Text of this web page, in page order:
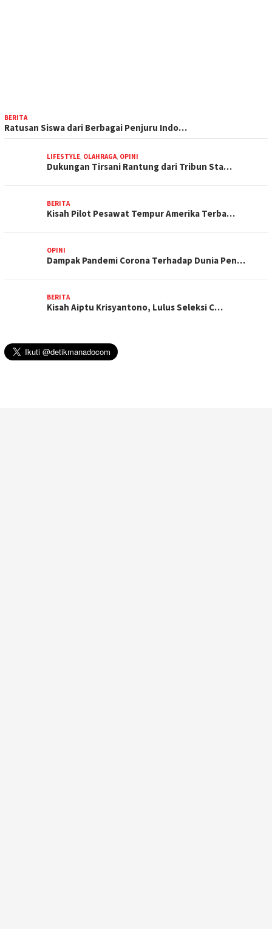
BERITA
Ratusan Siswa dari Berbagai Penjuru Indo…
LIFESTYLE OLAHRAGA OPINI
Dukungan Tirsani Rantung dari Tribun Sta…
BERITA
Kisah Pilot Pesawat Tempur Amerika Terba…
OPINI
Dampak Pandemi Corona Terhadap Dunia Pen…
BERITA
Kisah Aiptu Krisyantono, Lulus Seleksi C…